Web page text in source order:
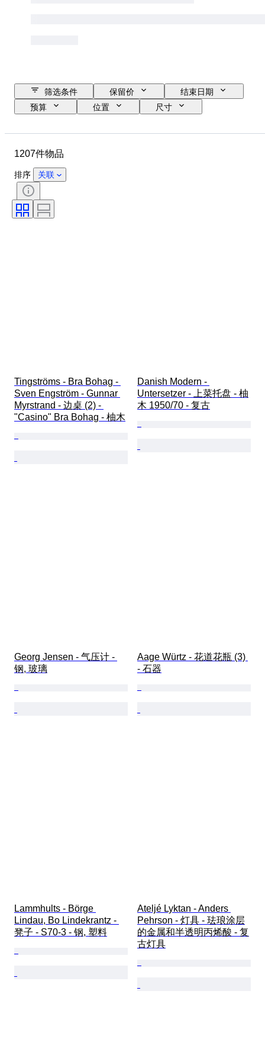
筛选条件 保留价
结束日期
预算
位置
尺寸
状态
课题
版
出售者
报时
1207件物品
排序 关联
Tingströms - Bra Bohag -
Sven Engström - Gunnar
Myrstrand - 边桌 (2) -
"Casino" Bra Bohag - 柚木
Danish Modern -
Untersetzer - 上菜托盘 - 柚
木 1950/70 - 复古
Georg Jensen - 气压计 -
钢, 玻璃
Aage Würtz - 花道花瓶 (3)
- 石器
Lammhults - Börge
Lindau, Bo Lindekrantz -
凳子 - S70-3 - 钢, 塑料
Ateljé Lyktan - Anders
Pehrson - 灯具 - 珐琅涂层
的金属和半透明丙烯酸 - 复
古灯具